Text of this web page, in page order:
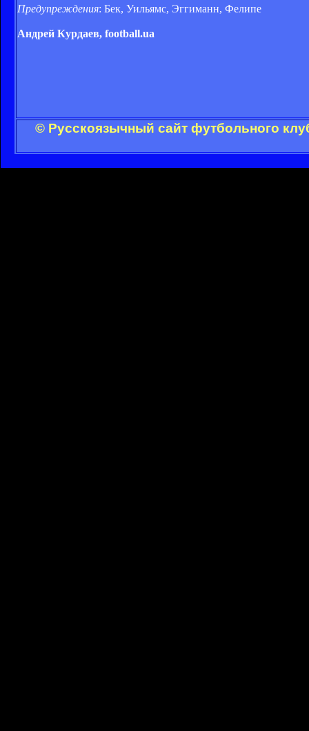
Предупреждения: Бек, Уильямс, Эггиманн, Фелипе
Андрей Курдаев, football.ua
© Русскоязычный сайт футбольного